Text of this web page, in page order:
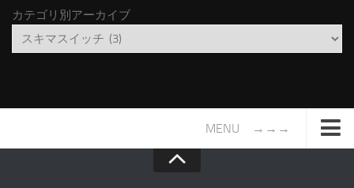
カテゴリ別アーカイブ
MENU →→→